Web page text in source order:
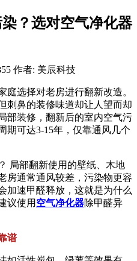
？选对空气净化器
作者: 美辰科技
庭选择对老房进行翻新改造。
刺鼻的装修味道却让人望而却
部装修，翻新后的室内空气污
期可达3-15年，仅靠通风几个
局部翻新使用的壁纸、木地
房通常通风较差，污染物更容
加速甲醛释放，这就是为什么
议使用 空气净化器除甲醛异
谱